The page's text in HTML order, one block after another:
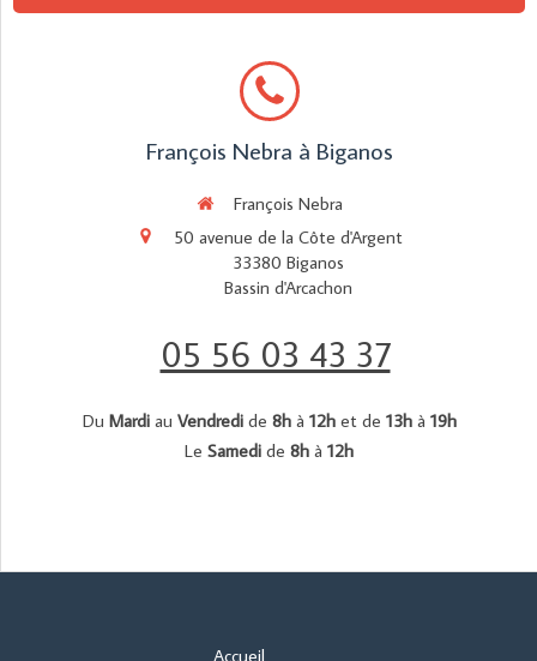
François Nebra à Biganos
François Nebra
50 avenue de la Côte d'Argent
33380 Biganos
Bassin d'Arcachon
05 56 03 43 37
Du Mardiau Vendredide 8hà 12het de 13hà 19h
Le Samedi de 8h à 12h
Accueil